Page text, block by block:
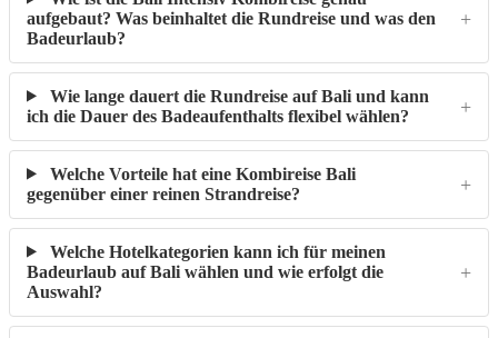
aufgebaut? Was beinhaltet die Rundreise und was den
Badeurlaub?
Wie lange dauert die Rundreise auf Bali und kann
ich die Dauer des Badeaufenthalts flexibel wählen?
Welche Vorteile hat eine Kombireise Bali
gegenüber einer reinen Strandreise?
Welche Hotelkategorien kann ich für meinen
Badeurlaub auf Bali wählen und wie erfolgt die
Auswahl?